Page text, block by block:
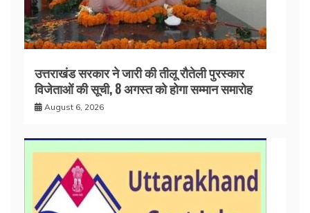
उत्तराखंड सरकार ने जारी की तीलू रौतेली पुरस्कार
विजेताओं की सूची, 8 अगस्त को होगा सम्मान समारोह
August 6, 2026